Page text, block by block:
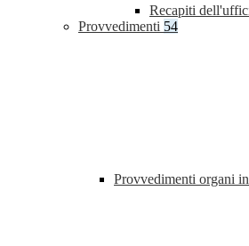
Recapiti
Provvedimenti 54
Provvedimenti organi